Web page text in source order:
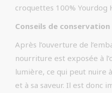
croquettes 100% Yourdog
Conseils de conservation
Après l’ouverture de
nourriture est exposée à
lumière, ce qui peut nuire
et à sa saveur. Il est donc